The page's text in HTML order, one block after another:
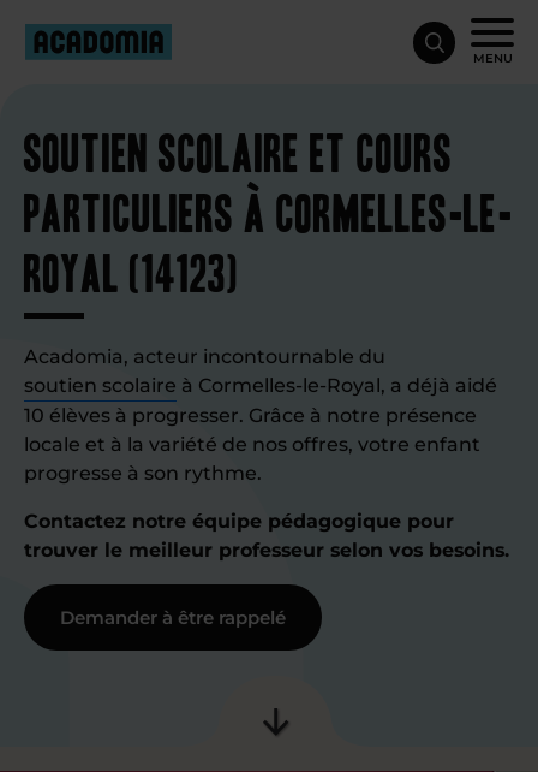
MENU
Soutien scolaire et cours
particuliers à Cormelles-le-
Royal (14123)
Acadomia, acteur incontournable du
soutien scolaire à Cormelles-le-Royal, a déjà aidé
10 élèves à progresser. Grâce à notre présence
locale et à la variété de nos offres, votre enfant
progresse à son rythme.
Contactez notre équipe pédagogique pour
trouver le meilleur professeur selon vos besoins.
Demander à être rappelé